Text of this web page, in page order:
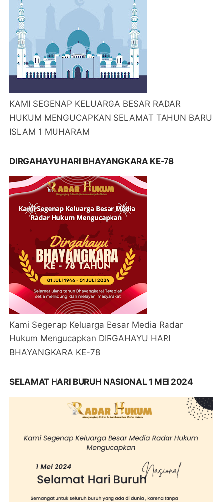
KAMI SEGENAP KELUARGA BESAR RADAR
HUKUM MENGUCAPKAN SELAMAT TAHUN BARU
ISLAM 1 MUHARAM
DIRGAHAYU HARI BHAYANGKARA KE-78
Kami Segenap Keluarga Besar Media Radar
Hukum Mengucapkan DIRGAHAYU HARI
BHAYANGKARA KE-78
SELAMAT HARI BURUH NASIONAL 1 MEI 2024